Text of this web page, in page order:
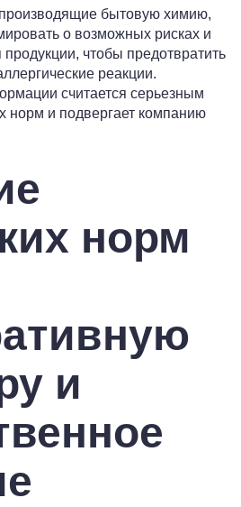
бытовую химию,
о возможных рисках и
чтобы предотвратить
реакции.
считается серьезным
норм и подвергает компанию
норм
и